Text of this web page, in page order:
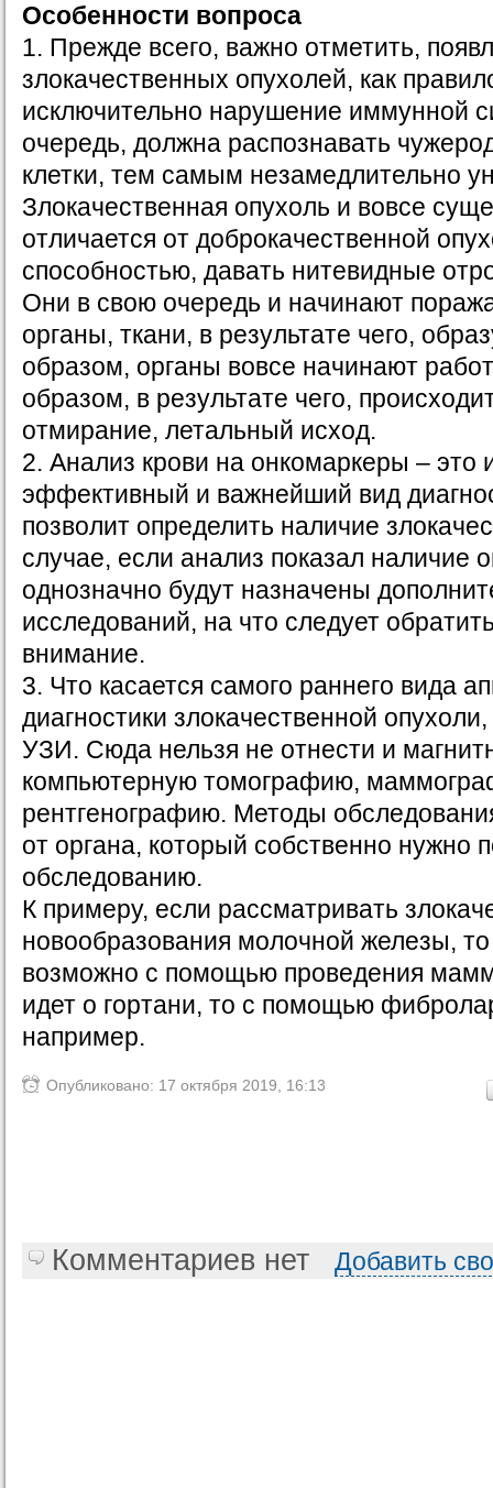
Особенности вопроса
1. Прежде всего, важно отметить,
злокачественных опухолей, как
исключительно нарушение иммунной
очередь, должна распознавать
клетки, тем самым незамедлительно
Злокачественная опухоль и вовсе
отличается от доброкачественной
способностью, давать нитевидные
Они в свою очередь и начинают
органы, ткани, в результате чего,
образом, органы вовсе начинают
образом, в результате чего,
отмирание, летальный исход.
2. Анализ крови на онкомаркеры – это
эффективный и важнейший вид
позволит определить наличие
случае, если анализ показал наличие
однозначно будут назначены
исследований, на что следует
внимание.
3. Что касается самого раннего вида
диагностики злокачественной
УЗИ. Сюда нельзя не отнести и
компьютерную томографию,
рентгенографию. Методы
от органа, который собственно нужно
обследованию.
К примеру, если рассматривать
новообразования молочной железы,
возможно с помощью проведения
идет о гортани, то с помощью
например.
Опубликовано: 17 октября 2019, 16:13
Комментариев нет Добавить